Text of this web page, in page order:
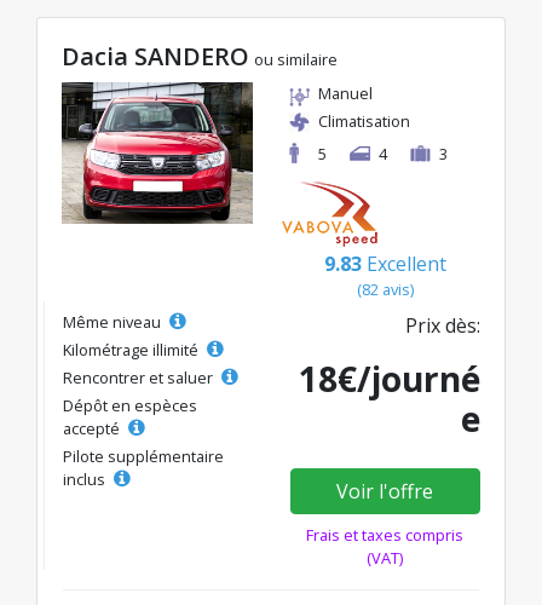
Dacia SANDERO ou similaire
Manuel
Climatisation
5
4 3
9.83 Excellent
(82 avis)
Même niveau
Kilométrage illimité
Rencontrer et saluer
Dépôt en espèces
accepté
Pilote supplémentaire
inclus
Prix dès:
18€/journé
e
Voir l'offre
Frais et taxes compris
(VAT)